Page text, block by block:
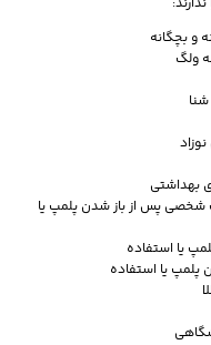
و بچگانه
ولگ
بهداشتی
شخصی پس از باز شدن پلمپ یا
یا استفاده
یا استفاده